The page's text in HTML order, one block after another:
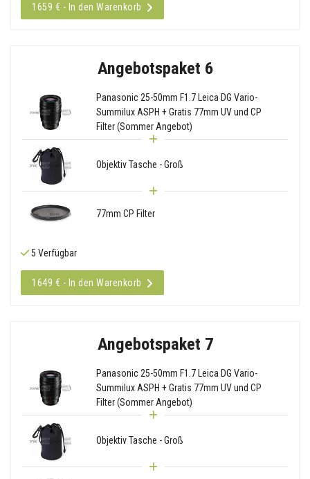
1659 € - In den Warenkorb
Angebotspaket 6
Panasonic 25-50mm F1.7 Leica DG Vario-
Summilux ASPH + Gratis 77mm UV und CP
Filter (Sommer Angebot)
Objektiv Tasche - Groß
77mm CP Filter
5 Verfügbar
1649 € - In den Warenkorb
Angebotspaket 7
Panasonic 25-50mm F1.7 Leica DG Vario-
Summilux ASPH + Gratis 77mm UV und CP
Filter (Sommer Angebot)
Objektiv Tasche - Groß